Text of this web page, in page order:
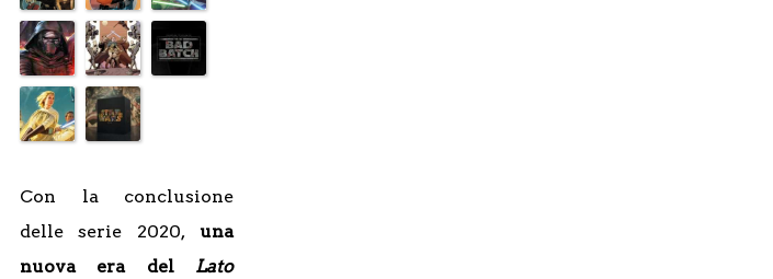
Con la conclusione
delle serie 2020,una
nuova era del Lato